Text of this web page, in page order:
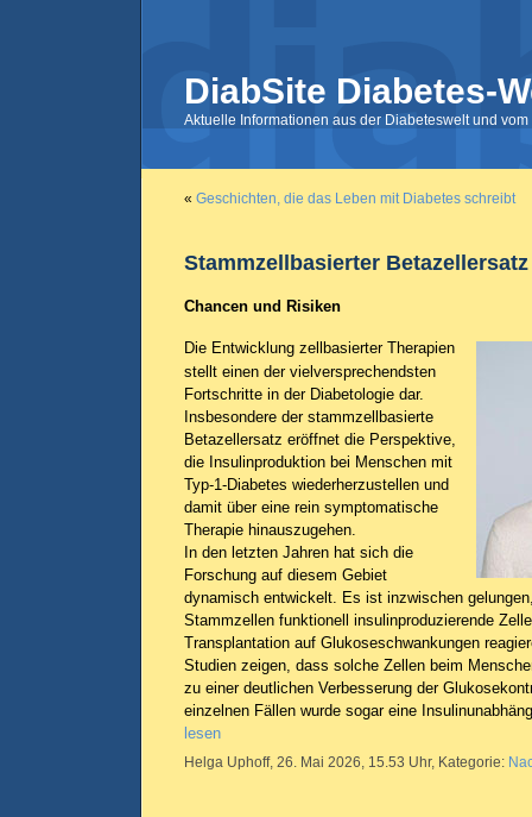
DiabSite Diabetes-
Aktuelle Informationen aus der Diabeteswelt und
« Geschichten, die das Leben mit Diabetes schreibt
Stammzellbasierter
Chancen und Risiken
Die Entwicklung zellbasierter Therapien
stellt einen der vielversprechendsten
Fortschritte in der Diabetologie dar.
Insbesondere der stammzellbasierte
Betazellersatz eröffnet die Perspektive,
die Insulinproduktion bei Menschen mit
Typ-1-Diabetes wiederherzustellen und
damit über eine rein symptomatische
Therapie hinauszugehen.
In den letzten Jahren hat sich die
Forschung auf diesem Gebiet
dynamisch entwickelt. Es ist inzwischen
Stammzellen funktionell insulinproduzierende
Transplantation auf Glukoseschwankungen
Studien zeigen, dass solche Zellen beim
zu einer deutlichen Verbesserung der
einzelnen Fällen wurde sogar eine
lesen
Helga Uphoff, 26. Mai 2026, 15.53 Uhr, Kategorie: